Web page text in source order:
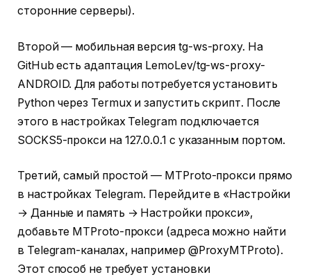
сторонние серверы).
Второй — мобильная версия tg-ws-proxy. На
GitHub есть адаптация LemoLev/tg-ws-proxy-
ANDROID. Для работы потребуется установить
Python через Termux и запустить скрипт. После
этого в настройках Telegram подключается
SOCKS5-прокси на 127.0.0.1 с указанным портом.
Третий, самый простой — MTProto-прокси прямо
в настройках Telegram. Перейдите в «Настройки
→ Данные и память → Настройки прокси»,
добавьте MTProto-прокси (адреса можно найти
в Telegram-каналах, например @ProxyMTProto).
Этот способ не требует установки